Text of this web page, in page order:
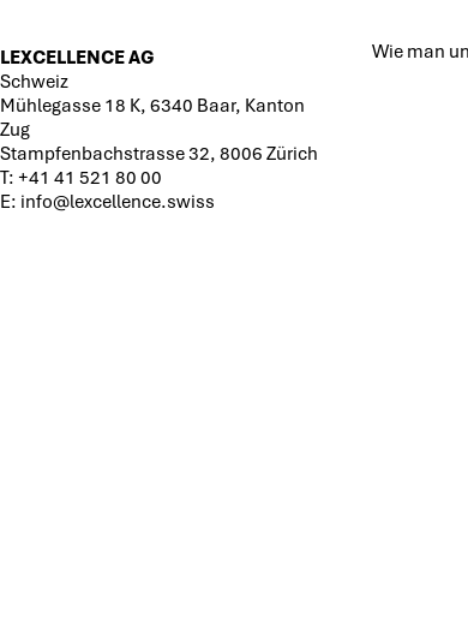
LEXCELLENCE AG
Schweiz
Mühlegasse 18 K, 6340 Baar, Kanton
Zug
Stampfenbachstrasse 32, 8006 Zürich
T: +41 41 521 80 00
E: info@lexcellence.swiss
Wie man